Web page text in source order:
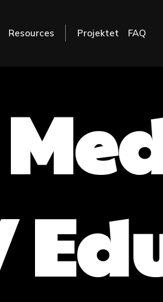
Resources Projektet FAQ